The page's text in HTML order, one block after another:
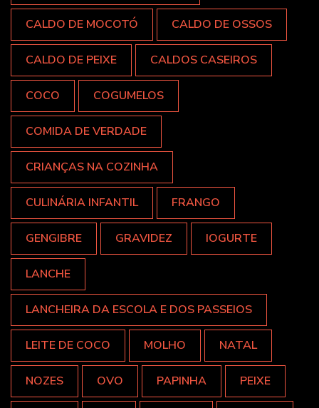
CALDO DE MOCOTÓ CALDO DE OSSOS
CALDO DE PEIXE CALDOS CASEIROS
COCO COGUMELOS
COMIDA DE VERDADE
CRIANÇAS NA COZINHA
CULINÁRIA INFANTIL FRANGO
GENGIBRE GRAVIDEZ IOGURTE
LANCHE
LANCHEIRA DA ESCOLA E DOS PASSEIOS
LEITE DE COCO MOLHO NATAL
NOZES OVO PAPINHA PEIXE